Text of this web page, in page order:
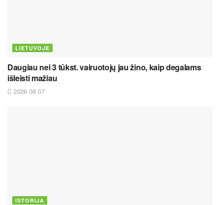
LIETUVOJE
Daugiau nei 3 tūkst. vairuotojų jau žino, kaip degalams
išleisti mažiau
2026 08 07
ISTORIJA